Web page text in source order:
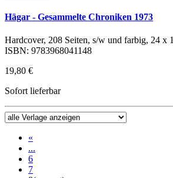
Hägar - Gesammelte Chroniken 1973
Hardcover, 208 Seiten, s/w und farbig, 24 x
ISBN: 9783968041148
19,80 €
Sofort lieferbar
«
...
6
7